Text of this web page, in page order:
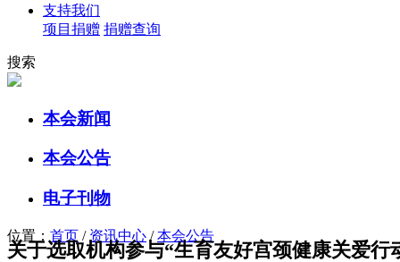
支持我们
项目捐赠 捐赠查询
搜索
本会新闻
本会公告
电子刊物
位置： 首页 / 资讯中心 /本会公告
关于选取机构参与“生育友好宫颈健康关爱行